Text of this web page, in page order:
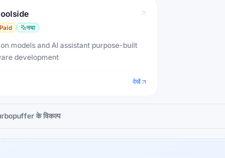
Paid नया
models and AI assistant purpose-built
development
देखें
के विकल्प